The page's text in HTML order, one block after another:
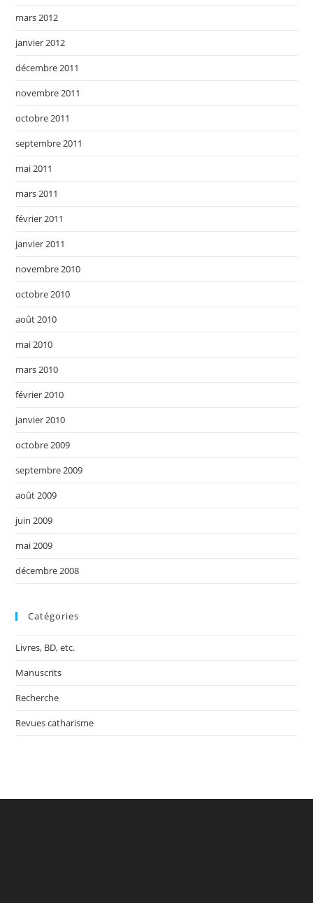
mars 2012
janvier 2012
décembre 2011
novembre 2011
octobre 2011
septembre 2011
mai 2011
mars 2011
février 2011
janvier 2011
novembre 2010
octobre 2010
août 2010
mai 2010
mars 2010
février 2010
janvier 2010
octobre 2009
septembre 2009
août 2009
juin 2009
mai 2009
décembre 2008
Catégories
Livres, BD, etc.
Manuscrits
Recherche
Revues catharisme